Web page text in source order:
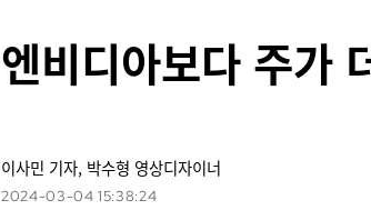
엔비디아보다 주가
이사민 기자, 박수형 영상디자이너
2024-03-04 15:38:24